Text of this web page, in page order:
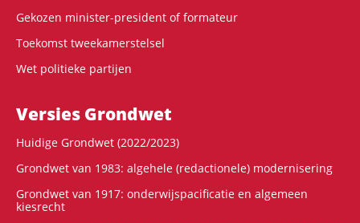
Gekozen minister-president of formateur
Toekomst tweekamerstelsel
Wet politieke partijen
Versies Grondwet
Huidige Grondwet (2022/2023)
Grondwet van 1983: algehele (redactionele) modernisering
Grondwet van 1917: onderwijspacificatie en algemeen
kiesrecht